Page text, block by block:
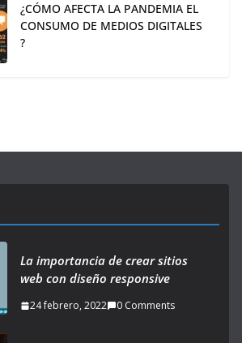
¿CÓMO AFECTA LA PANDEMIA EL
CONSUMO DE MEDIOS DIGITALES
?
La importancia de crear sitios
web con diseño responsive
24 febrero, 2022 0 Comments